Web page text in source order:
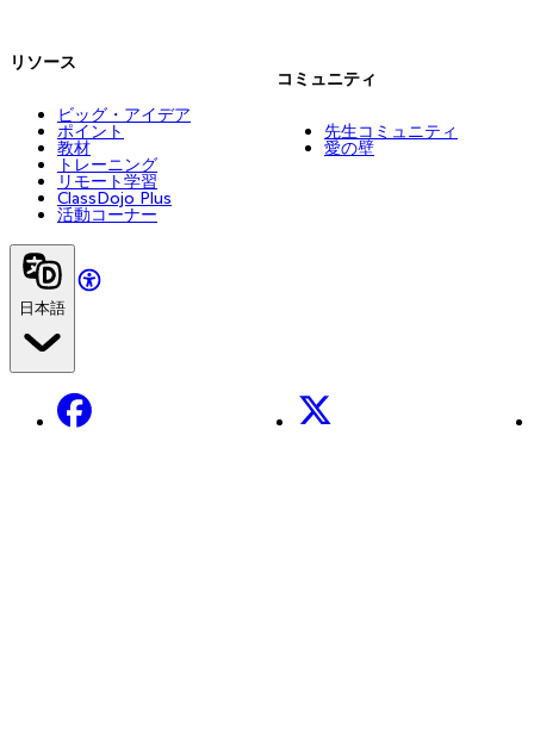
リソース
ビッグ・アイデア
ポイント
教材
トレーニング
リモート学習
ClassDojo Plus
活動コーナー
コミュニティ
先生コミュニティ
愛の壁
日本語
Facebook X